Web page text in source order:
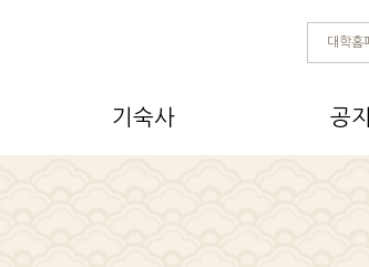
대학홈
기숙사 공